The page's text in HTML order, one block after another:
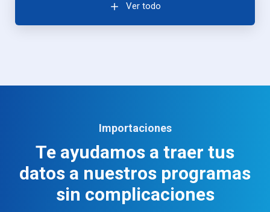
Ver todo
Importaciones
Te ayudamos a traer tus
datos a nuestros programas
sin complicaciones